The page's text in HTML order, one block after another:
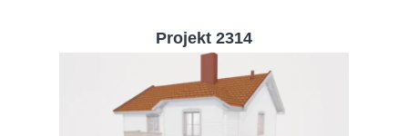
Projekt 2314